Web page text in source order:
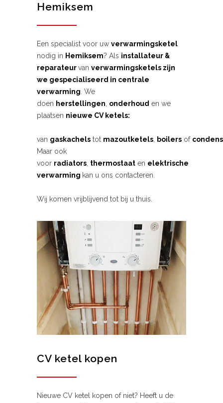
Hemiksem
Een specialist voor uw verwarmingsketel
nodig in Hemiksem? Als installateur &
reparateurvan verwarmingsketels zijn
we gespecialiseerd in centrale
verwarming . We
doen herstellingen onderhoud en we
plaatsen nieuwe CV ketels:
van gaskachels tot mazoutketels boilers of
Maar ook
voor radiators thermostaat en elektrische
verwarming kan u ons contacteren.
Wij komen vrijblijvend tot bij u thuis.
CV ketel kopen
Nieuwe CV ketel kopen of niet? Heeft u de